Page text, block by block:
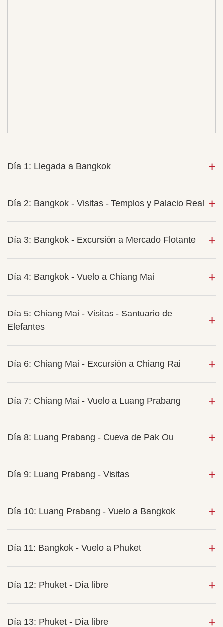
Día 1: Llegada a Bangkok
Día 2: Bangkok - Visitas - Templos y Palacio Real
Día 3: Bangkok - Excursión a Mercado Flotante
Día 4: Bangkok - Vuelo a Chiang Mai
Día 5: Chiang Mai - Visitas - Santuario de
Elefantes
Día 6: Chiang Mai - Excursión a Chiang Rai
Día 7: Chiang Mai - Vuelo a Luang Prabang
Día 8: Luang Prabang - Cueva de Pak Ou
Día 9: Luang Prabang - Visitas
Día 10: Luang Prabang - Vuelo a Bangkok
Día 11: Bangkok - Vuelo a Phuket
Día 12: Phuket - Día libre
Día 13: Phuket - Día libre